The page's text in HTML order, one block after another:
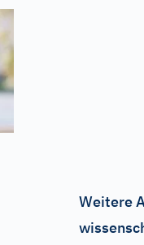
Weitere